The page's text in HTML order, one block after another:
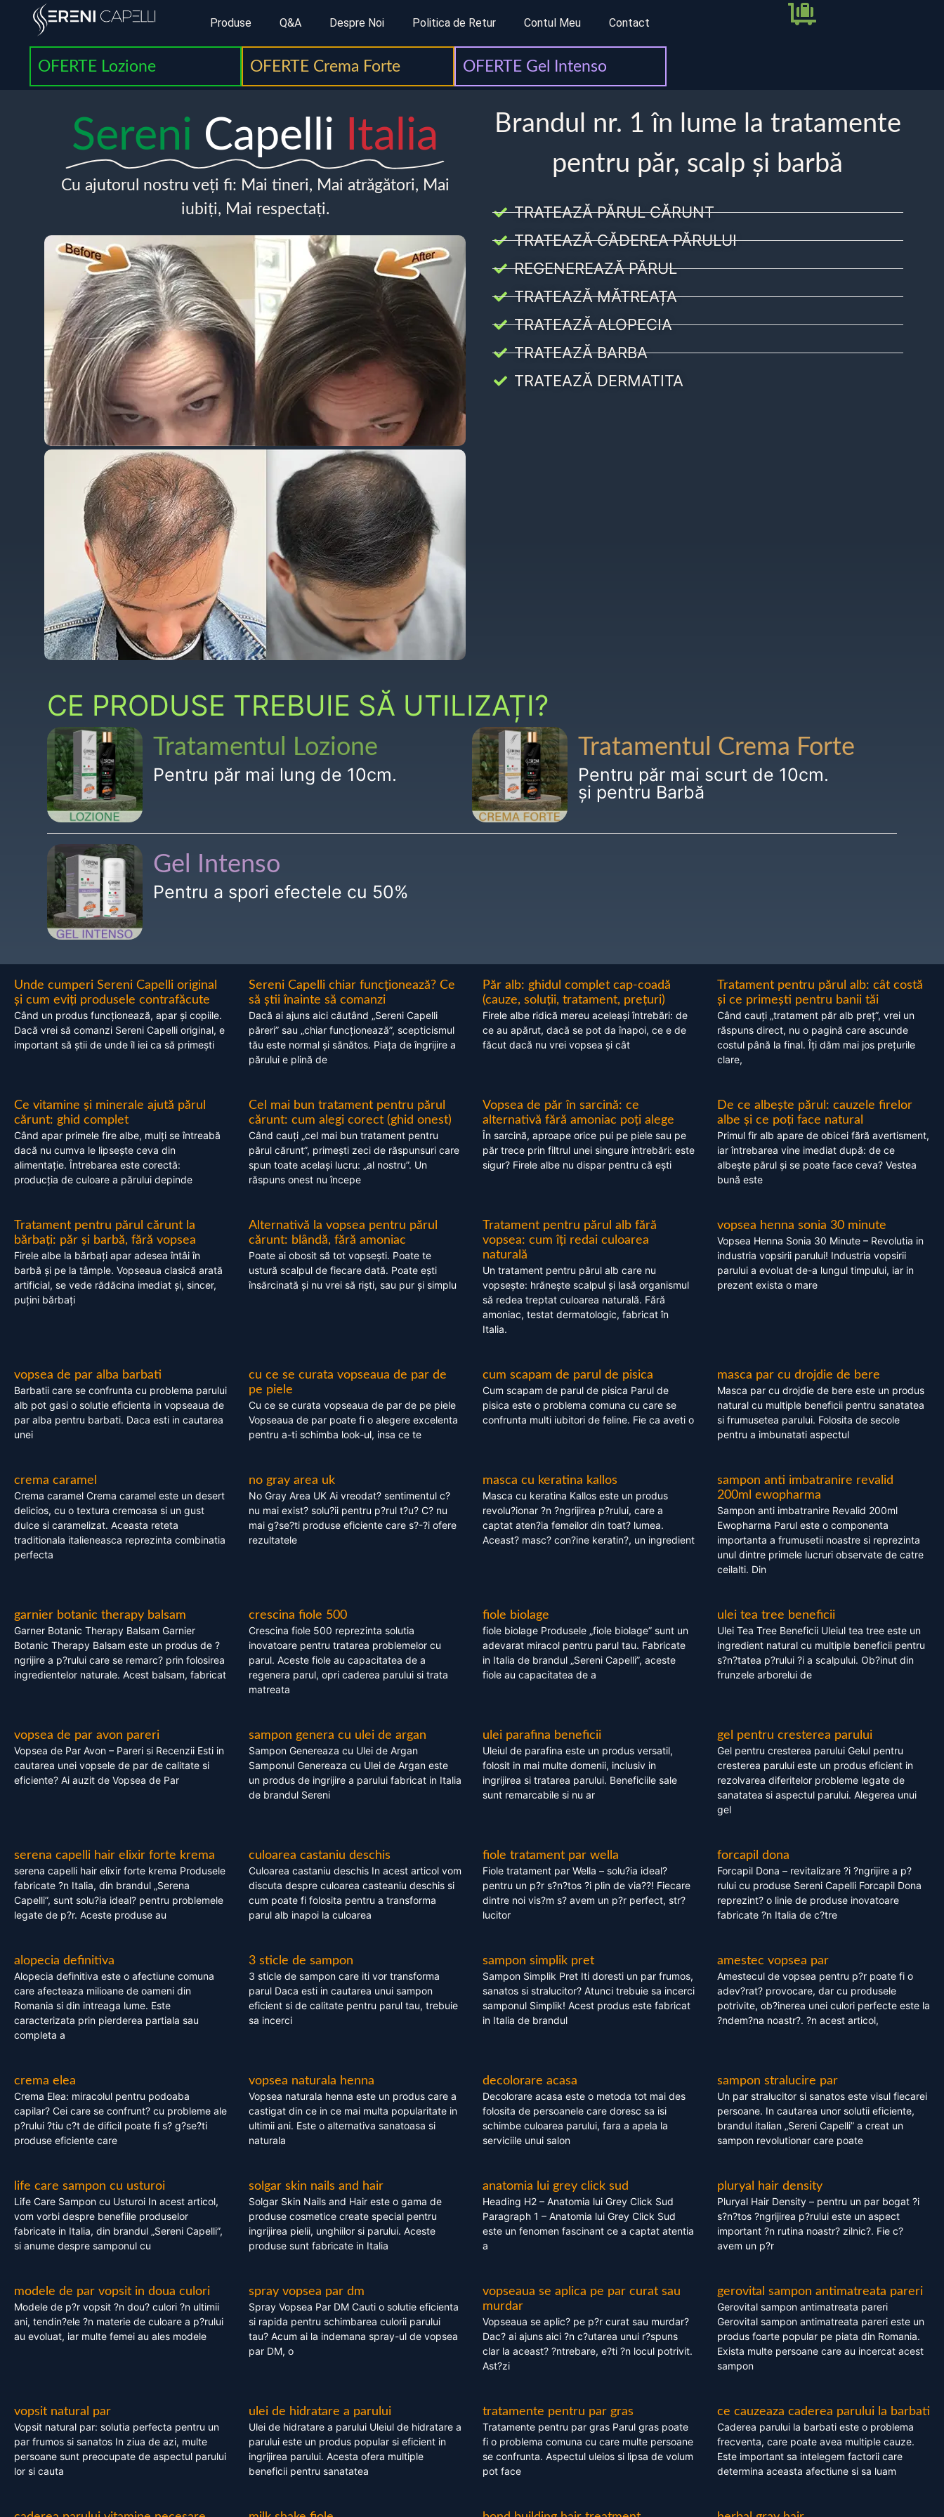
Produse Q&A Despre Noi Politica de Retur Contul Meu Contact
OFERTE Lozione OFERTE Crema Forte OFERTE Gel Intenso
Sereni Capelli Italia
Cu ajutorul nostru veți fi: Mai tineri, Mai atrăgători, Mai
iubiți, Mai respectați.
Brandul nr. 1 în lume la tratamente
pentru păr, scalp și barbă
TRATEAZĂ PĂRUL CĂRUNT
TRATEAZĂ CĂDEREA PĂRULUI
REGENEREAZĂ PĂRUL
TRATEAZĂ MĂTREAȚA
TRATEAZĂ ALOPECIA
TRATEAZĂ BARBA
TRATEAZĂ DERMATITA
CE PRODUSE TREBUIE SĂ UTILIZAȚI?
Tratamentul Lozione
Pentru păr mai lung de 10cm.
Tratamentul Crema Forte
Pentru păr mai scurt de 10cm.
și pentru Barbă
Gel Intenso
Pentru a spori efectele cu 50%
Unde cumperi Sereni Capelli original
și cum eviți produsele contrafăcute
Când un produs funcționează, apar și copiile.
Dacă vrei să comanzi Sereni Capelli original, e
important să știi de unde îl iei ca să primești
Sereni Capelli chiar funcționează? Ce
să știi înainte să comanzi
Dacă ai ajuns aici căutând „Sereni Capelli
păreri” sau „chiar funcționează”, scepticismul
tău este normal și sănătos. Piața de îngrijire a
părului e plină de
Păr alb: ghidul complet cap-coadă
(cauze, soluții, tratament, prețuri)
Firele albe ridică mereu aceleași întrebări: de
ce au apărut, dacă se pot da înapoi, ce e de
făcut dacă nu vrei vopsea și cât
Tratament pentru părul alb: cât costă
și ce primești pentru banii tăi
Când cauți „tratament păr alb preț”, vrei un
răspuns direct, nu o pagină care ascunde
costul până la final. Îți dăm mai jos prețurile
clare,
Ce vitamine și minerale ajută părul
cărunt: ghid complet
Când apar primele fire albe, mulți se întreabă
dacă nu cumva le lipsește ceva din
alimentație. Întrebarea este corectă:
producția de culoare a părului depinde
Cel mai bun tratament pentru părul
cărunt: cum alegi corect (ghid onest)
Când cauți „cel mai bun tratament pentru
părul cărunt”, primești zeci de răspunsuri care
spun toate același lucru: „al nostru”. Un
răspuns onest nu începe
Vopsea de păr în sarcină: ce
alternativă fără amoniac poți alege
În sarcină, aproape orice pui pe piele sau pe
păr trece prin filtrul unei singure întrebări: este
sigur? Firele albe nu dispar pentru că ești
De ce albește părul: cauzele firelor
albe și ce poți face natural
Primul fir alb apare de obicei fără avertisment,
iar întrebarea vine imediat după: de ce
albește părul și se poate face ceva? Vestea
bună este
Tratament pentru părul cărunt la
bărbați: păr și barbă, fără vopsea
Firele albe la bărbați apar adesea întâi în
barbă și pe la tâmple. Vopseaua clasică arată
artificial, se vede rădăcina imediat și, sincer,
puțini bărbați
Alternativă la vopsea pentru părul
cărunt: blândă, fără amoniac
Poate ai obosit să tot vopsești. Poate te
ustură scalpul de fiecare dată. Poate ești
însărcinată și nu vrei să riști, sau pur și simplu
Tratament pentru părul alb fără
vopsea: cum îți redai culoarea
naturală
Un tratament pentru părul alb care nu
vopsește: hrănește scalpul și lasă organismul
să redea treptat culoarea naturală. Fără
amoniac, testat dermatologic, fabricat în
Italia.
vopsea henna sonia 30 minute
Vopsea Henna Sonia 30 Minute – Revolutia in
industria vopsirii parului! Industria vopsirii
parului a evoluat de-a lungul timpului, iar in
prezent exista o mare
vopsea de par alba barbati
Barbatii care se confrunta cu problema parului
alb pot gasi o solutie eficienta in vopseaua de
par alba pentru barbati. Daca esti in cautarea
unei
cu ce se curata vopseaua de par de
pe piele
Cu ce se curata vopseaua de par de pe piele
Vopseaua de par poate fi o alegere excelenta
pentru a-ti schimba look-ul, insa ce te
cum scapam de parul de pisica
Cum scapam de parul de pisica Parul de
pisica este o problema comuna cu care se
confrunta multi iubitori de feline. Fie ca aveti o
masca par cu drojdie de bere
Masca par cu drojdie de bere este un produs
natural cu multiple beneficii pentru sanatatea
si frumusetea parului. Folosita de secole
pentru a imbunatati aspectul
crema caramel
Crema caramel Crema caramel este un desert
delicios, cu o textura cremoasa si un gust
dulce si caramelizat. Aceasta reteta
traditionala italieneasca reprezinta combinatia
perfecta
no gray area uk
No Gray Area UK Ai vreodat? sentimentul c?
nu mai exist? solu?ii pentru p?rul t?u? C? nu
mai g?se?ti produse eficiente care s?-?i ofere
rezultatele
masca cu keratina kallos
Masca cu keratina Kallos este un produs
revolu?ionar ?n ?ngrijirea p?rului, care a
captat aten?ia femeilor din toat? lumea.
Aceast? masc? con?ine keratin?, un ingredient
sampon anti imbatranire revalid
200ml ewopharma
Sampon anti imbatranire Revalid 200ml
Ewopharma Parul este o componenta
importanta a frumusetii noastre si reprezinta
unul dintre primele lucruri observate de catre
ceilalti. Din
garnier botanic therapy balsam
Garner Botanic Therapy Balsam Garnier
Botanic Therapy Balsam este un produs de ?
ngrijire a p?rului care se remarc? prin folosirea
ingredientelor naturale. Acest balsam, fabricat
crescina fiole 500
Crescina fiole 500 reprezinta solutia
inovatoare pentru tratarea problemelor cu
parul. Aceste fiole au capacitatea de a
regenera parul, opri caderea parului si trata
matreata
fiole biolage
fiole biolage Produsele „fiole biolage” sunt un
adevarat miracol pentru parul tau. Fabricate
in Italia de brandul „Sereni Capelli”, aceste
fiole au capacitatea de a
ulei tea tree beneficii
Ulei Tea Tree Beneficii Uleiul tea tree este un
ingredient natural cu multiple beneficii pentru
s?n?tatea p?rului ?i a scalpului. Ob?inut din
frunzele arborelui de
vopsea de par avon pareri
Vopsea de Par Avon – Pareri si Recenzii Esti in
cautarea unei vopsele de par de calitate si
eficiente? Ai auzit de Vopsea de Par
sampon genera cu ulei de argan
Sampon Genereaza cu Ulei de Argan
Samponul Genereaza cu Ulei de Argan este
un produs de ingrijire a parului fabricat in Italia
de brandul Sereni
ulei parafina beneficii
Uleiul de parafina este un produs versatil,
folosit in mai multe domenii, inclusiv in
ingrijirea si tratarea parului. Beneficiile sale
sunt remarcabile si nu ar
gel pentru cresterea parului
Gel pentru cresterea parului Gelul pentru
cresterea parului este un produs eficient in
rezolvarea diferitelor probleme legate de
sanatatea si aspectul parului. Alegerea unui
gel
serena capelli hair elixir forte krema
serena capelli hair elixir forte krema Produsele
fabricate ?n Italia, din brandul „Serena
Capelli”, sunt solu?ia ideal? pentru problemele
legate de p?r. Aceste produse au
culoarea castaniu deschis
Culoarea castaniu deschis In acest articol vom
discuta despre culoarea casteaniu deschis si
cum poate fi folosita pentru a transforma
parul alb inapoi la culoarea
fiole tratament par wella
Fiole tratament par Wella – solu?ia ideal?
pentru un p?r s?n?tos ?i plin de via??! Fiecare
dintre noi vis?m s? avem un p?r perfect, str?
lucitor
forcapil dona
Forcapil Dona – revitalizare ?i ?ngrijire a p?
rului cu produse Sereni Capelli Forcapil Dona
reprezint? o linie de produse inovatoare
fabricate ?n Italia de c?tre
alopecia definitiva
Alopecia definitiva este o afectiune comuna
care afecteaza milioane de oameni din
Romania si din intreaga lume. Este
caracterizata prin pierderea partiala sau
completa a
3 sticle de sampon
3 sticle de sampon care iti vor transforma
parul Daca esti in cautarea unui sampon
eficient si de calitate pentru parul tau, trebuie
sa incerci
sampon simplik pret
Sampon Simplik Pret Iti doresti un par frumos,
sanatos si stralucitor? Atunci trebuie sa incerci
samponul Simplik! Acest produs este fabricat
in Italia de brandul
amestec vopsea par
Amestecul de vopsea pentru p?r poate fi o
adev?rat? provocare, dar cu produsele
potrivite, ob?inerea unei culori perfecte este la
?ndem?na noastr?. ?n acest articol,
crema elea
Crema Elea: miracolul pentru podoaba
capilar? Cei care se confrunt? cu probleme ale
p?rului ?tiu c?t de dificil poate fi s? g?se?ti
produse eficiente care
vopsea naturala henna
Vopsea naturala henna este un produs care a
castigat din ce in ce mai multa popularitate in
ultimii ani. Este o alternativa sanatoasa si
naturala
decolorare acasa
Decolorare acasa este o metoda tot mai des
folosita de persoanele care doresc sa isi
schimbe culoarea parului, fara a apela la
serviciile unui salon
sampon stralucire par
Un par stralucitor si sanatos este visul fiecarei
persoane. In cautarea unor solutii eficiente,
brandul italian „Sereni Capelli” a creat un
sampon revolutionar care poate
life care sampon cu usturoi
Life Care Sampon cu Usturoi In acest articol,
vom vorbi despre benefiile produselor
fabricate in Italia, din brandul „Sereni Capelli”,
si anume despre samponul cu
solgar skin nails and hair
Solgar Skin Nails and Hair este o gama de
produse cosmetice create special pentru
ingrijirea pielii, unghiilor si parului. Aceste
produse sunt fabricate in Italia
anatomia lui grey click sud
Heading H2 – Anatomia lui Grey Click Sud
Paragraph 1 – Anatomia lui Grey Click Sud
este un fenomen fascinant ce a captat atentia
a
pluryal hair density
Pluryal Hair Density – pentru un par bogat ?i
s?n?tos ?ngrijirea p?rului este un aspect
important ?n rutina noastr? zilnic?. Fie c?
avem un p?r
modele de par vopsit in doua culori
Modele de p?r vopsit ?n dou? culori ?n ultimii
ani, tendin?ele ?n materie de culoare a p?rului
au evoluat, iar multe femei au ales modele
spray vopsea par dm
Spray Vopsea Par DM Cauti o solutie eficienta
si rapida pentru schimbarea culorii parului
tau? Acum ai la indemana spray-ul de vopsea
par DM, o
vopseaua se aplica pe par curat sau
murdar
Vopseaua se aplic? pe p?r curat sau murdar?
Dac? ai ajuns aici ?n c?utarea unui r?spuns
clar la aceast? ?ntrebare, e?ti ?n locul potrivit.
Ast?zi
gerovital sampon antimatreata pareri
Gerovital sampon antimatreata pareri
Gerovital sampon antimatreata pareri este un
produs foarte popular pe piata din Romania.
Exista multe persoane care au incercat acest
sampon
vopsit natural par
Vopsit natural par: solutia perfecta pentru un
par frumos si sanatos In ziua de azi, multe
persoane sunt preocupate de aspectul parului
lor si cauta
ulei de hidratare a parului
Ulei de hidratare a parului Uleiul de hidratare a
parului este un produs popular si eficient in
ingrijirea parului. Acesta ofera multiple
beneficii pentru sanatatea
tratamente pentru par gras
Tratamente pentru par gras Parul gras poate
fi o problema comuna cu care multe persoane
se confrunta. Aspectul uleios si lipsa de volum
pot face
ce cauzeaza caderea parului la barbati
Caderea parului la barbati este o problema
frecventa, care poate avea multiple cauze.
Este important sa intelegem factorii care
determina aceasta afectiune si sa luam